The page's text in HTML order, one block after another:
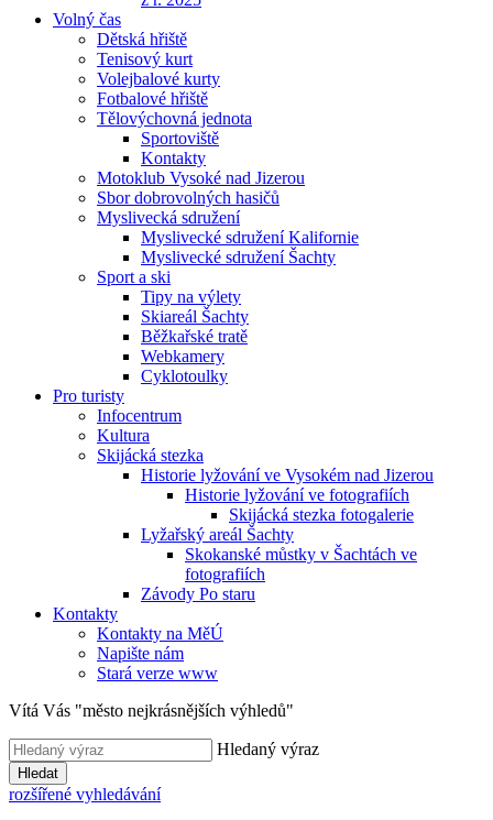
Volný čas
Dětská hřiště
Tenisový kurt
Volejbalové kurty
Fotbalové hřiště
Tělovýchovná jednota
Sportoviště
Kontakty
Motoklub Vysoké nad Jizerou
Sbor dobrovolných hasičů
Myslivecká sdružení
Myslivecké sdružení Kalifornie
Myslivecké sdružení Šachty
Sport a ski
Tipy na výlety
Skiareál Šachty
Běžkařské tratě
Webkamery
Cyklotoulky
Pro turisty
Infocentrum
Kultura
Skijácká stezka
Historie lyžování ve Vysokém nad Jizerou
Historie lyžování ve fotografiích
Skijácká stezka fotogalerie
Lyžařský areál Šachty
Skokanské můstky v Šachtách ve
fotografiích
Závody Po staru
Kontakty
Kontakty na MěÚ
Napište nám
Stará verze www
Vítá Vás "město nejkrásnějších výhledů"
Hledaný výraz
Hledat
rozšířené vyhledávání